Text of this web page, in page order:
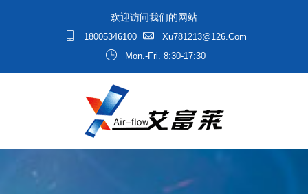
欢迎访问我们的网站
18005346100
Xu781213@126.com
Mon.-Fri. 8:30-17:30